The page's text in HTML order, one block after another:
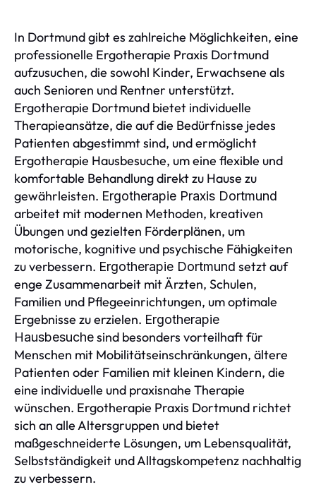
In Dortmund gibt es zahlreiche Möglichkeiten, eine
professionelle Ergotherapie Praxis Dortmund
aufzusuchen, die sowohl Kinder, Erwachsene als
auch Senioren und Rentner unterstützt.
Ergotherapie Dortmund bietet individuelle
Therapieansätze, die auf die Bedürfnisse jedes
Patienten abgestimmt sind, und ermöglicht
Ergotherapie Hausbesuche, um eine flexible und
komfortable Behandlung direkt zu Hause zu
gewährleisten. Ergotherapie Praxis Dortmund
arbeitet mit modernen Methoden, kreativen
Übungen und gezielten Förderplänen, um
motorische, kognitive und psychische Fähigkeiten
zu verbessern. Ergotherapie Dortmund setzt auf
enge Zusammenarbeit mit Ärzten, Schulen,
Familien und Pflegeeinrichtungen, um optimale
Ergebnisse zu erzielen. Ergotherapie
Hausbesuchesind besonders vorteilhaft für
Menschen mit Mobilitätseinschränkungen, ältere
Patienten oder Familien mit kleinen Kindern, die
eine individuelle und praxisnahe Therapie
wünschen. Ergotherapie Praxis Dortmund richtet
sich an alle Altersgruppen und bietet
maßgeschneiderte Lösungen, um Lebensqualität,
Selbstständigkeit und Alltagskompetenz nachhaltig
zu verbessern.